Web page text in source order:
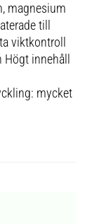
magnesium
till
viktkontroll
innehåll
mycket